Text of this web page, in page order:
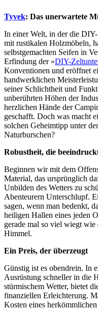
Tyvek: Das unerwartete
In einer Welt, in der die
mit rustikalen Holzmöbeln,
selbstgemachten Seifen in
Erfindung der »DIY-
Konventionen und eröffnet
handwerklichen
seiner Schlichtheit und
unberührten Höhen der
herzlichen Hände der
geschafft. Doch was macht
solchen Geheimtipp unter
Naturburschen?
Robustheit, die
Beginnen wir mit dem
Material, das ursprünglich
Unbilden des Wetters zu
Abenteurern Unterschlupf.
sagen, wenn man bedenkt,
heiligen Hallen eines jeden
gerade mal so viel wiegt
Himmel.
Ein Preis, der überzeugt
Günstig ist es obendrein. In
Ausrüstung schneller in die
stürmischem Wetter, bietet
finanziellen Erleichterung.
Kosten eines